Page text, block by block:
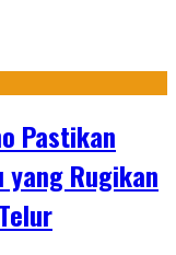
Pastikan
yang Rugikan